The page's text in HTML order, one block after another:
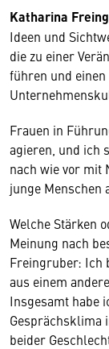
Katharina
Ideen und
die zu einer
führen und
Frauen in
agieren, und ich
nach wie vor mit
junge Menschen
Welche Stärken
Meinung nach
Freingruber: Ich
aus einem
Insgesamt habe
Gesprächsklima
beider